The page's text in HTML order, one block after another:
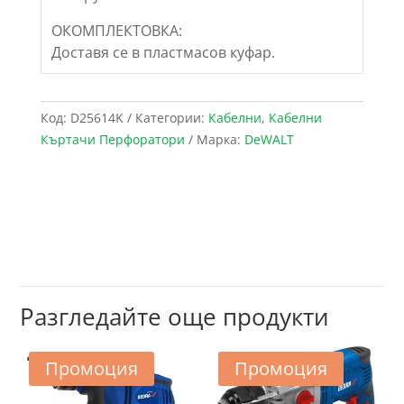
ОКОМПЛЕКТОВКА:
Доставя се в пластмасов куфар.
Код: D25614K Категории: Кабелни, Кабелни
Къртачи Перфоратори
Марка: DeWALT
Разгледайте още продукти
Промоция Промоция